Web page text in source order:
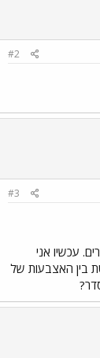
#2
#3
עכשיו אני
בין האצבעות של